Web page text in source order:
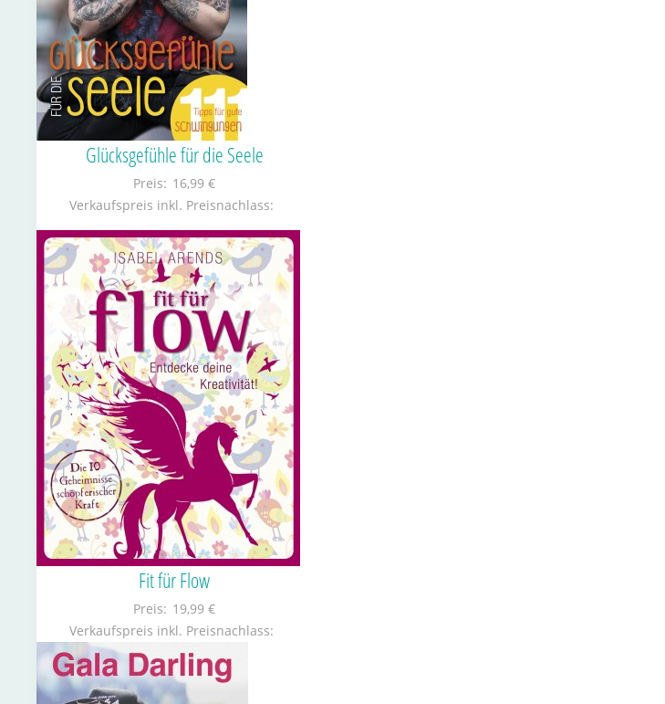
Glücksgefühle für die Seele
Preis: 16,99 €
Verkaufspreis inkl. Preisnachlass:
Fit für Flow
Preis: 19,99 €
Verkaufspreis inkl. Preisnachlass: